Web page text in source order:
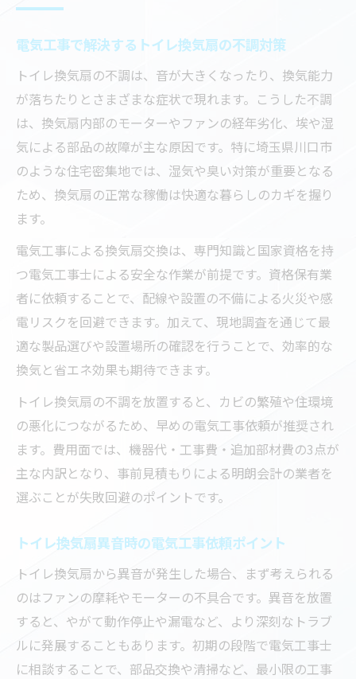
電気工事で解決するトイレ換気扇の不調対策
トイレ換気扇の不調は、音が大きくなったり、換気能力
が落ちたりとさまざまな症状で現れます。こうした不調
は、換気扇内部のモーターやファンの経年劣化、埃や湿
気による部品の故障が主な原因です。特に埼玉県川口市
のような住宅密集地では、湿気や臭い対策が重要となる
ため、換気扇の正常な稼働は快適な暮らしのカギを握り
ます。
電気工事による換気扇交換は、専門知識と国家資格を持
つ電気工事士による安全な作業が前提です。資格保有業
者に依頼することで、配線や設置の不備による火災や感
電リスクを回避できます。加えて、現地調査を通じて最
適な製品選びや設置場所の確認を行うことで、効率的な
換気と省エネ効果も期待できます。
トイレ換気扇の不調を放置すると、カビの繁殖や住環境
の悪化につながるため、早めの電気工事依頼が推奨され
ます。費用面では、機器代・工事費・追加部材費の3点が
主な内訳となり、事前見積もりによる明朗会計の業者を
選ぶことが失敗回避のポイントです。
トイレ換気扇異音時の電気工事依頼ポイント
トイレ換気扇から異音が発生した場合、まず考えられる
のはファンの摩耗やモーターの不具合です。異音を放置
すると、やがて動作停止や漏電など、より深刻なトラブ
ルに発展することもあります。初期の段階で電気工事士
に相談することで、部品交換や清掃など、最小限の工事